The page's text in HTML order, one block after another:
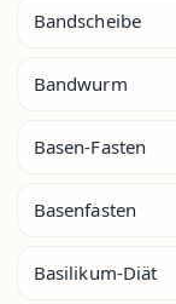
Bandscheibe
Bandwurm
Basen-Fasten
Basenfasten
Basilikum-Diät